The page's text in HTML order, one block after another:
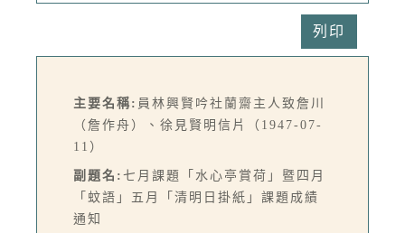
列印
主要名稱: 員林興賢吟社蘭齋主人致詹川
（詹作舟）、徐見賢明信片（1947-07-
11）
副題名: 七月課題「水心亭賞荷」暨四月
「蚊語」五月「清明日掛紙」課題成績
通知